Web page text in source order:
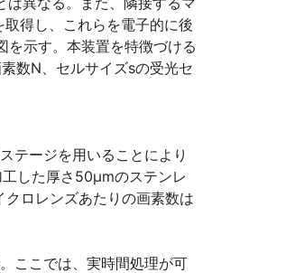
得し、これらを電子的に後
示す。本装置を特徴づける
数N、セルサイズsの受光セ
テージを用いることにより
した厚さ50μmのステンレ
ロレンズあたりの画素数は
ここでは、実時間処理が可